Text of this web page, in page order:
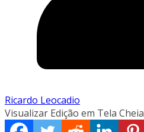
Ricardo Leocadio
Visualizar Edição em Tela Cheia